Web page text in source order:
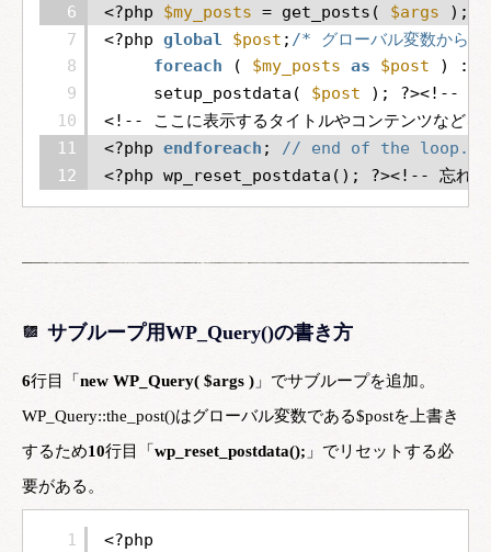
6
7
8
9
10
11
12
<?php $my_posts = get_posts( $args
);
<?php global $post ; /* グローバル変数から
foreach
( $my_posts as $post ) :
setup_postdata( $post
); ?><!-- こ
<!-- ここに表示するタイトルやコンテンツなど
<?php endforeach ; // end of the loop.
<?php wp_reset_postdata(); ?><!-- 忘れず
サブループ用WP_Query()の書き方
6行目「 new WP_Query( $args ) 」でサブループを追加。
WP_Query::the_post()はグローバル変数である$postを上書き
するため10行目「 wp_reset_postdata(); 」でリセットする必
要がある。
1
<?php